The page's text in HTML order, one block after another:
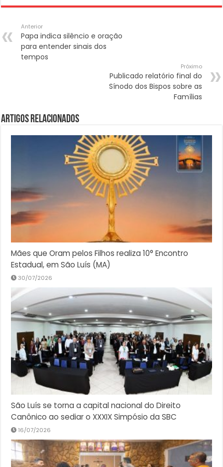
Anterior
Papa indica silêncio e oração
para entender sinais dos
tempos
Próximo
Publicado relatório final do
Sínodo dos Bispos sobre as
Famílias
Artigos Relacionados
Mães que Oram pelos Filhos realiza 10° Encontro
Estadual, em São Luís (MA)
30/07/2026
São Luís se torna a capital nacional do Direito
Canônico ao sediar o XXXIX Simpósio da SBC
16/07/2026